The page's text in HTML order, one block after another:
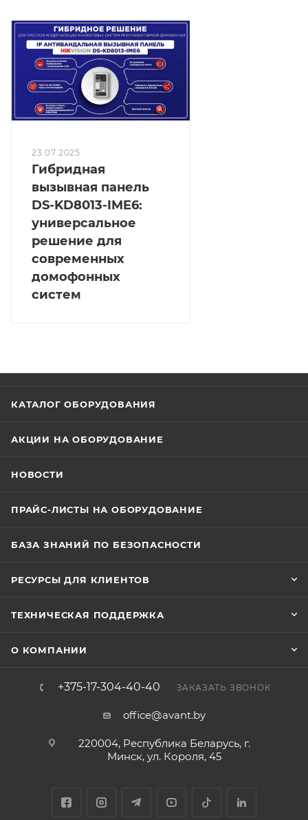
23.07.2025
Гибридная
вызывная панель
DS-KD8013-IME6:
универсальное
решение для
современных
домофонных
систем
КАТАЛОГ ОБОРУДОВАНИЯ
АКЦИИ НА ОБОРУДОВАНИЕ
НОВОСТИ
ПРАЙС-ЛИСТЫ НА ОБОРУДОВАНИЕ
БАЗА ЗНАНИЙ ПО БЕЗОПАСНОСТИ
РЕСУРСЫ ДЛЯ КЛИЕНТОВ
ТЕХНИЧЕСКАЯ ПОДДЕРЖКА
О КОМПАНИИ
+375-17-304-40-40 ЗАКАЗАТЬ ЗВОНОК
office@avant.by
220004, Республика Беларусь, г.
Минск, ул. Короля, 45